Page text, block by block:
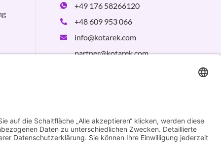
+49 176 58266120
+48 609 953 066
info@kotarek.com
partner@kotarek.com
Design byKB WebStudio